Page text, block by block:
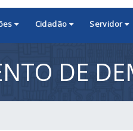
Cidadão Servidor
DE